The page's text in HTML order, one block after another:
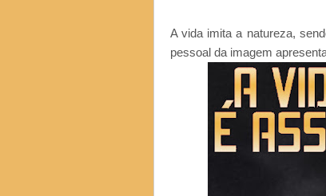
A VIDA É
A vida imita a natureza,
pessoal da imagem